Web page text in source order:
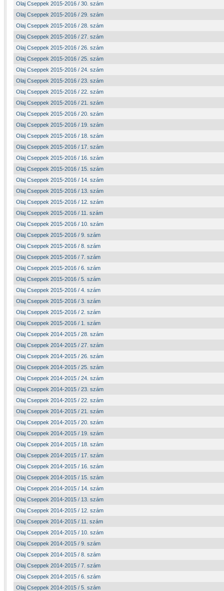
Olaj Cseppek 2015-2016 / 30. szám
Olaj Cseppek 2015-2016 / 29. szám
Olaj Cseppek 2015-2016 / 28. szám
Olaj Cseppek 2015-2016 / 27. szám
Olaj Cseppek 2015-2016 / 26. szám
Olaj Cseppek 2015-2016 / 25. szám
Olaj Cseppek 2015-2016 / 24. szám
Olaj Cseppek 2015-2016 / 23. szám
Olaj Cseppek 2015-2016 / 22. szám
Olaj Cseppek 2015-2016 / 21. szám
Olaj Cseppek 2015-2016 / 20. szám
Olaj Cseppek 2015-2016 / 19. szám
Olaj Cseppek 2015-2016 / 18. szám
Olaj Cseppek 2015-2016 / 17. szám
Olaj Cseppek 2015-2016 / 16. szám
Olaj Cseppek 2015-2016 / 15. szám
Olaj Cseppek 2015-2016 / 14. szám
Olaj Cseppek 2015-2016 / 13. szám
Olaj Cseppek 2015-2016 / 12. szám
Olaj Cseppek 2015-2016 / 11. szám
Olaj Cseppek 2015-2016 / 10. szám
Olaj Cseppek 2015-2016 / 9. szám
Olaj Cseppek 2015-2016 / 8. szám
Olaj Cseppek 2015-2016 / 7. szám
Olaj Cseppek 2015-2016 / 6. szám
Olaj Cseppek 2015-2016 / 5. szám
Olaj Cseppek 2015-2016 / 4. szám
Olaj Cseppek 2015-2016 / 3. szám
Olaj Cseppek 2015-2016 / 2. szám
Olaj Cseppek 2015-2016 / 1. szám
Olaj Cseppek 2014-2015 / 28. szám
Olaj Cseppek 2014-2015 / 27. szám
Olaj Cseppek 2014-2015 / 26. szám
Olaj Cseppek 2014-2015 / 25. szám
Olaj Cseppek 2014-2015 / 24. szám
Olaj Cseppek 2014-2015 / 23. szám
Olaj Cseppek 2014-2015 / 22. szám
Olaj Cseppek 2014-2015 / 21. szám
Olaj Cseppek 2014-2015 / 20. szám
Olaj Cseppek 2014-2015 / 19. szám
Olaj Cseppek 2014-2015 / 18. szám
Olaj Cseppek 2014-2015 / 17. szám
Olaj Cseppek 2014-2015 / 16. szám
Olaj Cseppek 2014-2015 / 15. szám
Olaj Cseppek 2014-2015 / 14. szám
Olaj Cseppek 2014-2015 / 13. szám
Olaj Cseppek 2014-2015 / 12. szám
Olaj Cseppek 2014-2015 / 11. szám
Olaj Cseppek 2014-2015 / 10. szám
Olaj Cseppek 2014-2015 / 9. szám
Olaj Cseppek 2014-2015 / 8. szám
Olaj Cseppek 2014-2015 / 7. szám
Olaj Cseppek 2014-2015 / 6. szám
Olaj Cseppek 2014-2015 / 5. szám